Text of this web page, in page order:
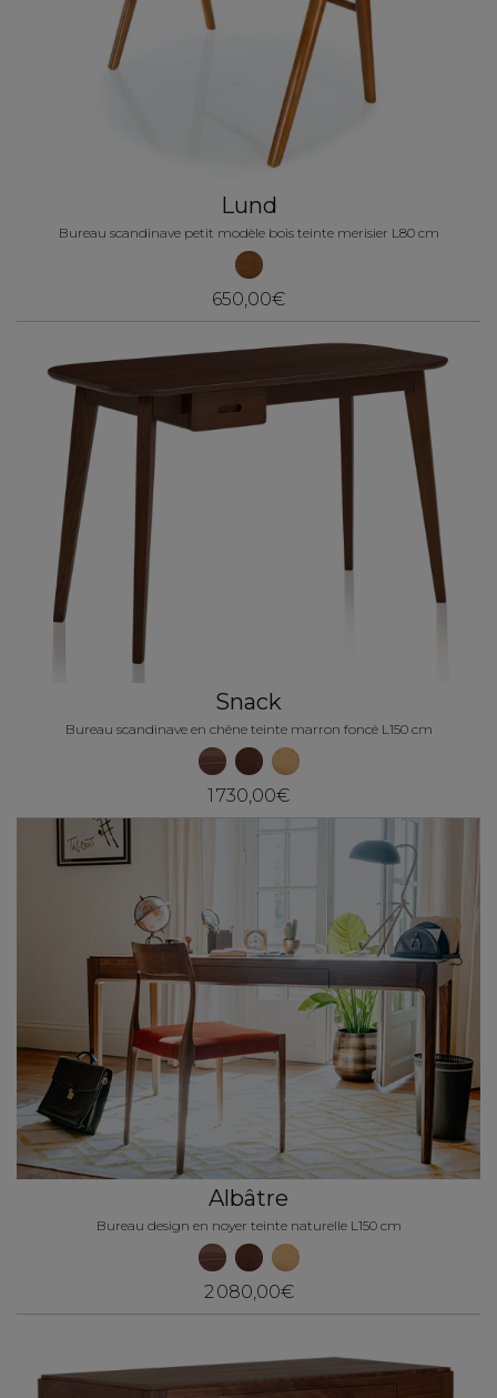
Lund
Bureau scandinave petit modèle bois teinte merisier L80 cm
650,00€
Snack
Bureau scandinave en chêne teinte marron foncé L150 cm
1 730,00€
Albâtre
Bureau design en noyer teinte naturelle L150 cm
2 080,00€